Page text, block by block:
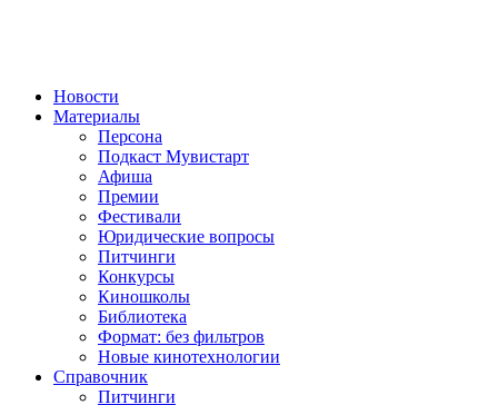
Новости
Материалы
Персона
Подкаст Мувистарт
Афиша
Премии
Фестивали
Юридические вопросы
Питчинги
Конкурсы
Киношколы
Библиотека
Формат: без фильтров
Новые кинотехнологии
Справочник
Питчинги